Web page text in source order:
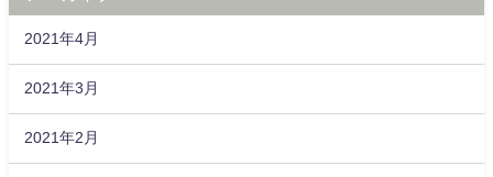
2021年4月
2021年3月
2021年2月